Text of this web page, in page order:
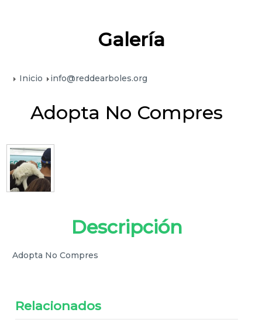
Galería
Inicio info@reddearboles.org
Adopta No Compres
Descripción
Adopta No Compres
Relacionados